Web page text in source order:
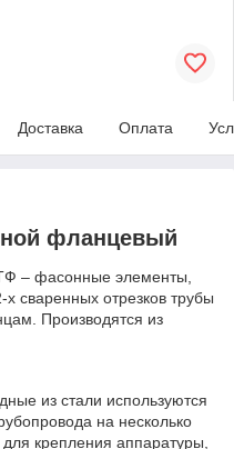
Доставка Оплата
фланцевый
– фасонные элементы,
х сваренных отрезков трубы
Производятся из
из стали используются
на несколько
крепления аппаратуры,